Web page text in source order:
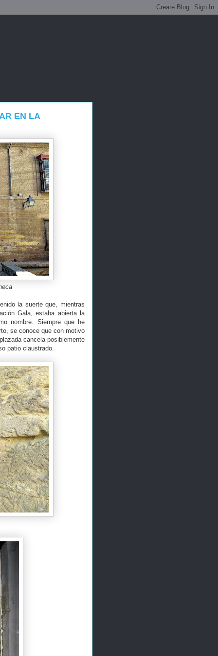
EN LA
la suerte que, mientras
Gala, estaba abierta la
nombre. Siempre que he
se conoce que con motivo
cancela posiblemente
patio claustrado.